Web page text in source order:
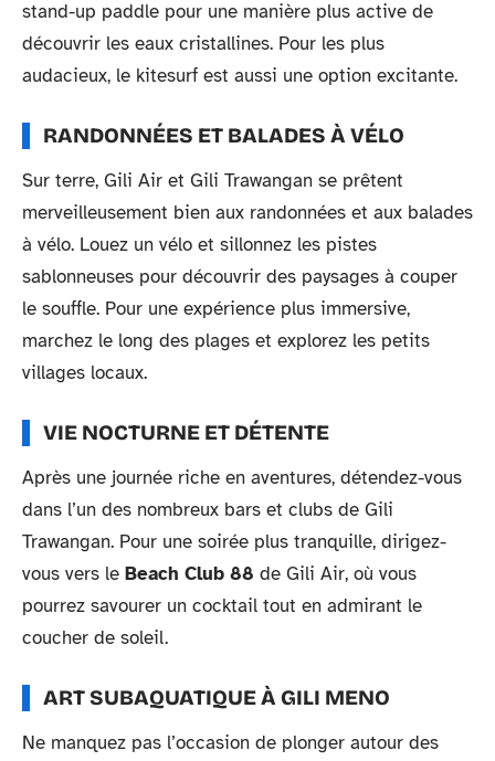
stand-up paddle pour une manière plus active de
découvrir les eaux cristallines. Pour les plus
audacieux, le kitesurf est aussi une option excitante.
RANDONNÉES ET BALADES À VÉLO
Sur terre, Gili Air et Gili Trawangan se prêtent
merveilleusement bien aux randonnées et aux balades
à vélo. Louez un vélo et sillonnez les pistes
sablonneuses pour découvrir des paysages à couper
le souffle. Pour une expérience plus immersive,
marchez le long des plages et explorez les petits
villages locaux.
VIE NOCTURNE ET DÉTENTE
Après une journée riche en aventures, détendez-vous
dans l’un des nombreux bars et clubs de Gili
Trawangan. Pour une soirée plus tranquille, dirigez-
vous vers le Beach Club 88 de Gili Air, où vous
pourrez savourer un cocktail tout en admirant le
coucher de soleil.
ART SUBAQUATIQUE À GILI MENO
Ne manquez pas l’occasion de plonger autour des